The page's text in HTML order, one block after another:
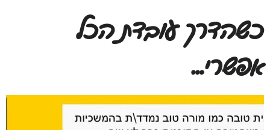
כשהדרך עובדת הכל
אפשרי...